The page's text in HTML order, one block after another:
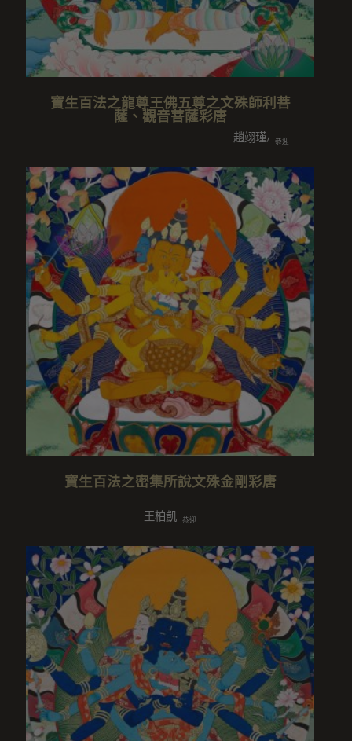
寶生百法之龍尊王佛五尊之文殊師利菩
薩、觀音菩薩彩唐
趙翊瑾/沈明忠/沈鳳欽/彭
恭迎
寶生百法之密集所說文殊金剛彩唐
王柏凱 恭迎